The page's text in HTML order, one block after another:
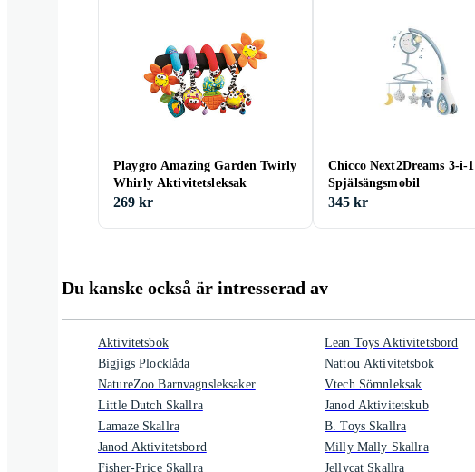
Playgro Amazing Garden Twirly
Whirly Aktivitetsleksak
269 kr
Chicco Next2Dreams 3-i-1
Spjälsängsmobil
345 kr
Du kanske också är intresserad av
Aktivitetsbok
Bigjigs Plocklåda
NatureZoo Barnvagnsleksaker
Little Dutch Skallra
Lamaze Skallra
Janod Aktivitetsbord
Fisher-Price Skallra
Lean Toys Aktivitetsbord
Nattou Aktivitetsbok
Vtech Sömnleksak
Janod Aktivitetskub
B. Toys Skallra
Milly Mally Skallra
Jellycat Skallra